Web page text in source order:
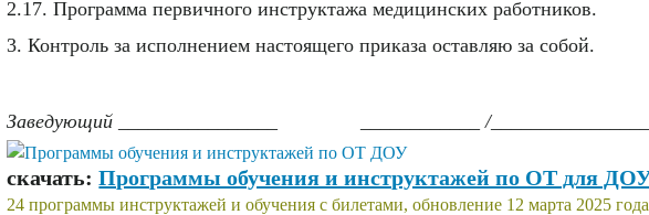
2.17. Программа первичного инструктажа медицинских работников.
3. Контроль за исполнением настоящего приказа оставляю за собой.
Заведующий ________________ ____________ /
скачать:Программы обучения и инструктажей по ОТ для
24 программы инструктажей и обучения с билетами, обновление 12 марта 2025 года